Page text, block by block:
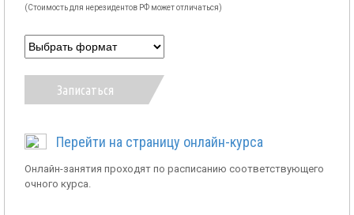
(Стоимость для нерезидентов РФ может отличаться)
Записаться
Перейти на страницу онлайн-курса
Онлайн-занятия проходят по расписанию соответствующего
очного курса.